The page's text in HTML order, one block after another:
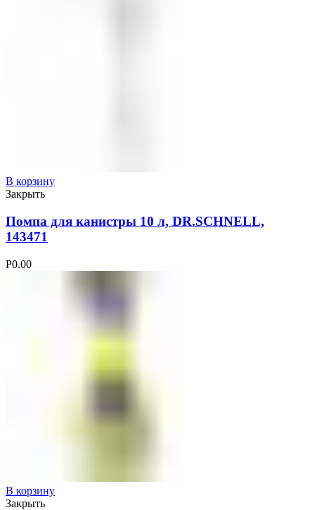
В корзину
Закрыть
Помпа для канистры 10 л, DR.SCHNELL,
143471
Р0.00
В корзину
Закрыть